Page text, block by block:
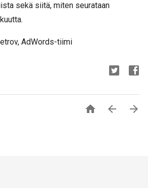
sekä siitä, miten seurataan
AdWords-tiimi
  